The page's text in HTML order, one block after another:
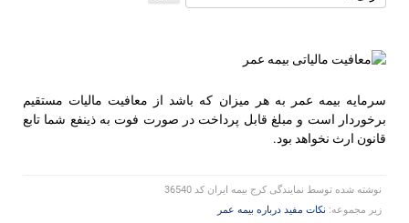
رای
سرمایه بیمه عمر به هر میزان که باشد از معافیت مالیات مستقیم
برخوردار است و مبلغ قابل پرداخت در صورت فوت به ذینفع شما تابع
قانون ارث نخواهد بود.
نوشته شده توسط نمایندگی کرج بیمه ایران کد 36540
زیر مجموعه: نکات مفید درباره بیمه عمر